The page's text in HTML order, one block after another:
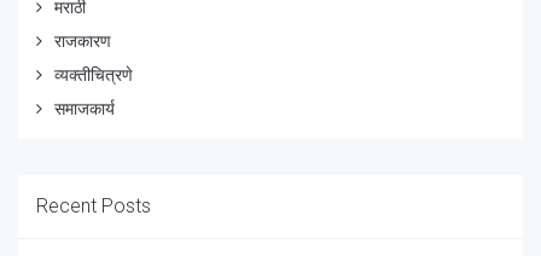
मराठी
राजकारण
व्यक्तीचित्रणे
समाजकार्य
Recent Posts